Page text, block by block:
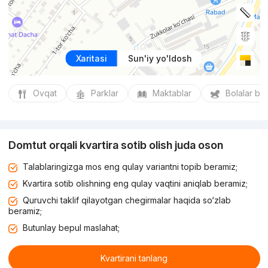
Xaritasi Sun'iy yo'ldosh
Ovqat Parklar Maktablar Bolalar
Domtut orqali kvartira sotib olish juda oson
Talablaringizga mos eng qulay variantni topib beramiz;
Kvartira sotib olishning eng qulay vaqtini aniqlab beramiz;
Quruvchi taklif qilayotgan chegirmalar haqida so‘zlab
beramiz;
Butunlay bepul maslahat;
Kvartirani tanlang